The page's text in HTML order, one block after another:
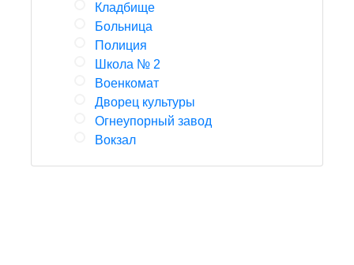
Кладбище
Больница
Полиция
Школа № 2
Военкомат
Дворец культуры
Огнеупорный завод
Вокзал